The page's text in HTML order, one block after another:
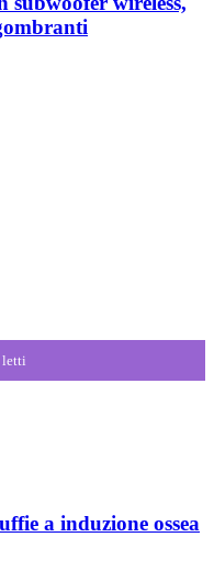
a induzione ossea